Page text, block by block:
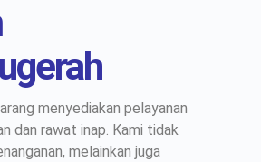
menyediakan pelayanan
dan rawat inap. Kami tidak
melainkan juga